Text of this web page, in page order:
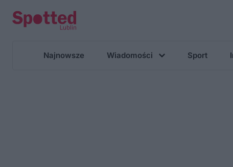
Najnowsze Wiadomości Sport